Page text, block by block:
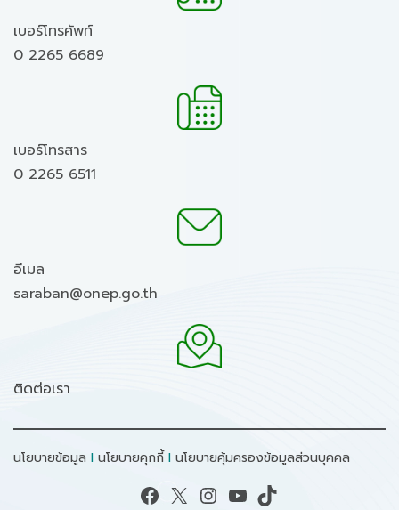
เบอร์โทรศัพท์
0 2265 6689
เบอร์โทรสาร
0 2265 6511
อีเมล
saraban@onep.go.th
ติดต่อเรา
นโยบายข้อมูล I นโยบายคุกกี้ I นโยบายคุ้มครองข้อมูลส่วนบุคคล
Facebook X Instagram YouTube TikTok